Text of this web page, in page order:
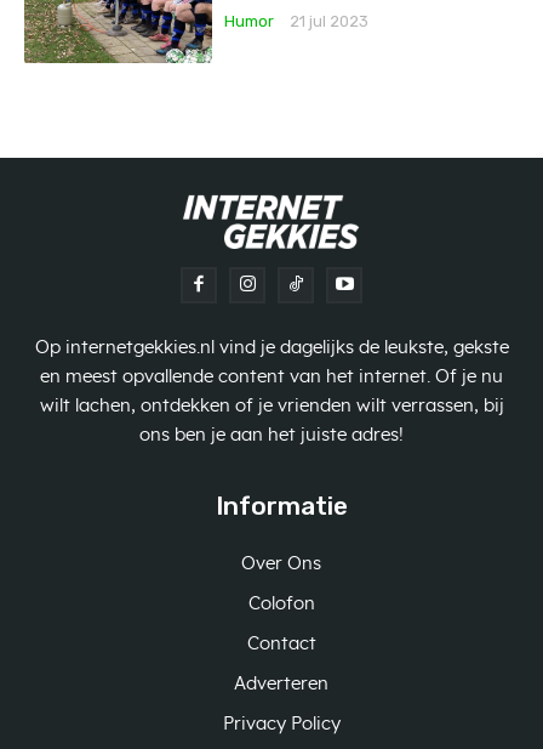
Humor
21 jul 2023
Op internetgekkies.nl vind je dagelijks de leukste, gekste
en meest opvallende content van het internet. Of je nu
wilt lachen, ontdekken of je vrienden wilt verrassen, bij
ons ben je aan het juiste adres!
Informatie
Over Ons
Colofon
Contact
Adverteren
Privacy Policy